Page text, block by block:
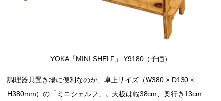
YOKA「MINI SHELF」 ¥9180（予価）
調理器具置き場に便利なのが、卓上サイズ（W380 × D130 ×
H380mm）の「ミニシェルフ」。天板は幅38cm、奥行き13cm